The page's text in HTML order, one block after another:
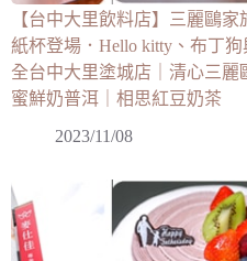
【台中大里飲料店】三麗鷗
紙杯登場．Hello kitty、布丁
全台中大里塗城店｜清心三
蜜鮮奶普洱｜相思紅豆奶茶
2023/11/08